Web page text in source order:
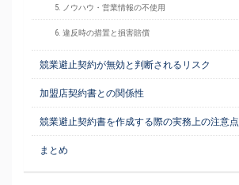
5. ノウハウ・営業情報の不使用
6. 違反時の措置と損害賠償
競業避止契約が無効と判断されるリスク
加盟店契約書との関係性
競業避止契約書を作成する際の実務上の注意点
まとめ